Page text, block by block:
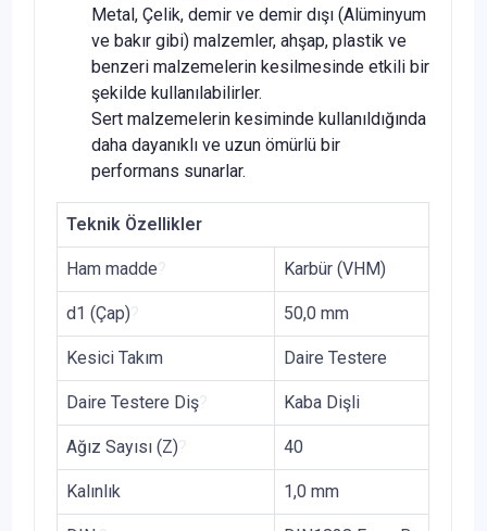
Metal, Çelik, demir ve demir dışı (Alüminyum
ve bakır gibi) malzemler, ahşap, plastik ve
benzeri malzemelerin kesilmesinde etkili bir
şekilde kullanılabilirler.
Sert malzemelerin kesiminde kullanıldığında
daha dayanıklı ve uzun ömürlü bir
performans sunarlar.
Teknik Özellikler
Ham madde Karbür (VHM)
d1 (Çap) 50,0 mm
Kesici Takım Daire Testere
Daire Testere Diş Kaba Dişli
Ağız Sayısı (Z) 40
Kalınlık 1,0 mm